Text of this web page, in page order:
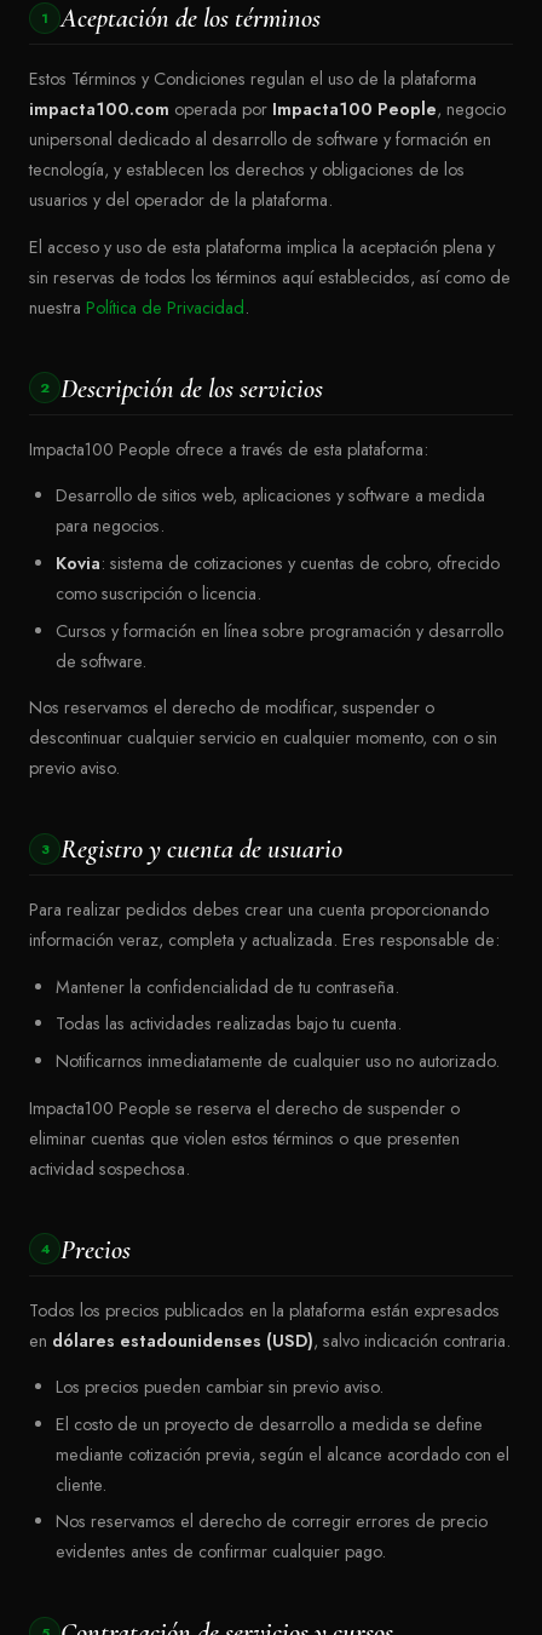
1 Aceptación de los términos
Estos Términos y Condiciones regulan el uso de la plataforma
impacta100.com operada por Impacta100 People, negocio
unipersonal dedicado al desarrollo de software y formación en
tecnología, y establecen los derechos y obligaciones de los
usuarios y del operador de la plataforma.
El acceso y uso de esta plataforma implica la aceptación plena y
sin reservas de todos los términos aquí establecidos, así como de
nuestra Política de Privacidad.
2 Descripción de los servicios
Impacta100 People ofrece a través de esta plataforma:
Desarrollo de sitios web, aplicaciones y software a medida
para negocios.
Kovia: sistema de cotizaciones y cuentas de cobro, ofrecido
como suscripción o licencia.
Cursos y formación en línea sobre programación y desarrollo
de software.
Nos reservamos el derecho de modificar, suspender o
descontinuar cualquier servicio en cualquier momento, con o sin
previo aviso.
3 Registro y cuenta de usuario
Para realizar pedidos debes crear una cuenta proporcionando
información veraz, completa y actualizada. Eres responsable de:
Mantener la confidencialidad de tu contraseña.
Todas las actividades realizadas bajo tu cuenta.
Notificarnos inmediatamente de cualquier uso no autorizado.
Impacta100 People se reserva el derecho de suspender o
eliminar cuentas que violen estos términos o que presenten
actividad sospechosa.
4 Precios
Todos los precios publicados en la plataforma están expresados
en dólares estadounidenses (USD), salvo indicación contraria.
Los precios pueden cambiar sin previo aviso.
El costo de un proyecto de desarrollo a medida se define
mediante cotización previa, según el alcance acordado con el
cliente.
Nos reservamos el derecho de corregir errores de precio
evidentes antes de confirmar cualquier pago.